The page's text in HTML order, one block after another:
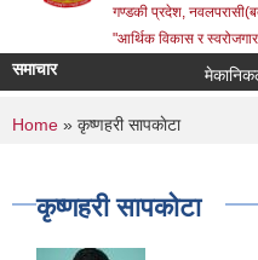
गण्डकी प्रदेश,
"आर्थिक विकास र
समाचार
You are here
Home » कृष्णहरी सापकाेटा
कृष्णहरी सापकाेटा